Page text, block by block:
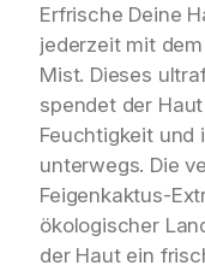
T
–
1
0
0
l
M
e
n
Erfrische Deine
jederzeit mit
Mist. Dieses
spendet der
Feuchtigkeit und
unterwegs. Die
Feigenkaktus-
ökologischer
der Haut ein